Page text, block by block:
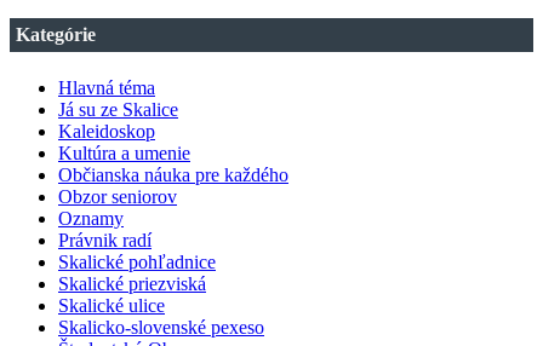
ČÍSIEL
OBZORU
Kategórie
Hlavná téma
Já su ze Skalice
Kaleidoskop
Kultúra a umenie
Občianska náuka pre každého
Obzor seniorov
Oznamy
Právnik radí
Skalické pohľadnice
Skalické priezviská
Skalické ulice
Skalicko-slovenské pexeso